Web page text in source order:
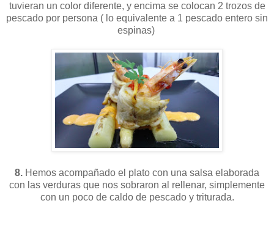
tuvieran un color diferente, y encima se colocan 2 trozos de
pescado por persona ( lo equivalente a 1 pescado entero sin
espinas)
8. Hemos acompañado el plato con una salsa elaborada
con las verduras que nos sobraron al rellenar, simplemente
con un poco de caldo de pescado y triturada.